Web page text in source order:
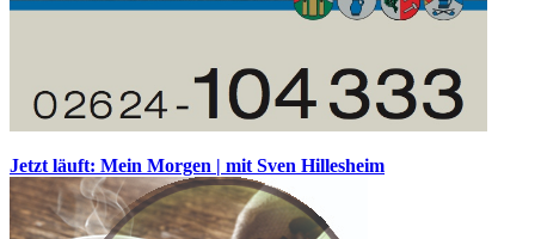
Jetzt läuft: Mein Morgen | mit Sven Hillesheim